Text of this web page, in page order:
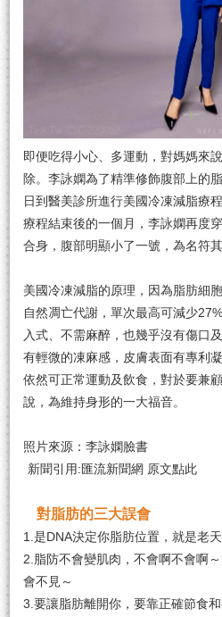
即便吃得小心、多運動，對媽媽來
除。李詠嫻為了精準修飾腹部上的
日到醫美診所進行美國冷凍減脂療
療程結束後的一個月，李詠嫻再度
合身，腹部明顯小了一號，為名符
美國冷凍減脂的原理，因為脂肪細
自然凋亡代謝，單次最高可減少
入式、不需麻醉，也幾乎沒有傷口
有輕微的凍麻感，皮膚表面有專利
依然可正常運動及飲食，對於要兼
說，為維持身形的一大福音。
照片來源：李詠嫻臉書
新聞引用:匯流新聞網 原文點此
對脂肪的三大誤會
1.是DNA決定你脂肪位置，就是老
2.脂防不會變肌肉，不會啊不會啊
會不見～
3.要讓脂肪離開你，要靠正確節食